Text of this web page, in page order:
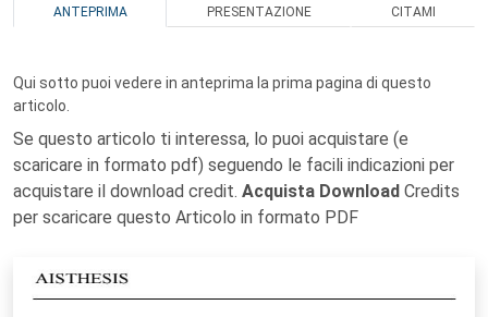
ANTEPRIMA PRESENTAZIONE CITAMI
Qui sotto puoi vedere in anteprima la prima pagina di questo
articolo.
Se questo articolo ti interessa, lo puoi acquistare (e
scaricare in formato pdf) seguendo le facili indicazioni per
acquistare il download credit. Acquista Download Credits
per scaricare questo Articolo in formato PDF